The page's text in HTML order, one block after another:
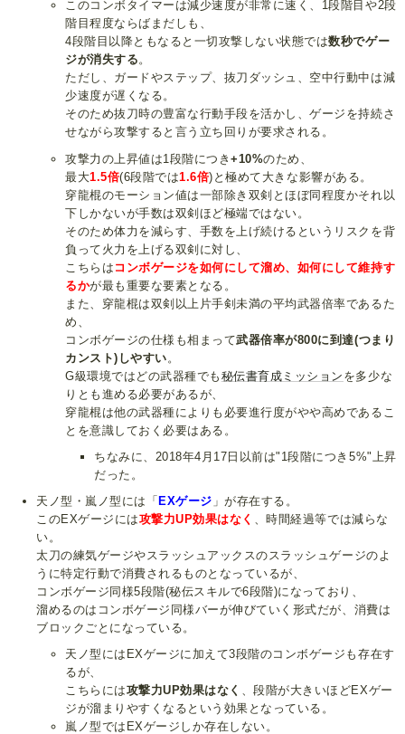
このコンボタイマーは減少速度が非常に速く、1段階目や2段
階目程度ならばまだしも、
4段階目以降ともなると一切攻撃しない状態では数秒でゲー
ジが消失する。
ただし、ガードやステップ、抜刀ダッシュ、空中行動中は減
少速度が遅くなる。
そのため抜刀時の豊富な行動手段を活かし、ゲージを持続さ
せながら攻撃すると言う立ち回りが要求される。
攻撃力の上昇値は1段階につき+10%のため、
最大1.5倍(6段階では1.6倍)と極めて大きな影響がある。
穿龍棍のモーション値は一部除き双剣とほぼ同程度かそれ以
下しかないが手数は双剣ほど極端ではない。
そのため体力を減らす、手数を上げ続けるというリスクを背
負って火力を上げる双剣に対し、
こちらは コンボゲージを如何にして溜め、如何にして維持す
るかが最も重要な要素となる。
また、穿龍棍は双剣以上片手剣未満の平均武器倍率であるた
め、
コンボゲージの仕様も相まって武器倍率が800に到達(つまり
カンスト)しやすい 。
G級環境ではどの武器種でも 秘伝書育成ミッション を多少な
りとも進める必要があるが、
穿龍棍は他の武器種によりも必要進行度がやや高めであるこ
とを意識しておく必要はある。
ちなみに、2018年4月17日以前は"1段階につき5%"上昇
だった。
天ノ型・嵐ノ型には「EXゲージ 」が存在する。
このEXゲージには攻撃力UP効果はなく
、時間経過等では減らな
い。
太刀の練気ゲージやスラッシュアックスのスラッシュゲージのよ
うに特定行動で消費されるものとなっているが、
コンボゲージ同様5段階(秘伝スキルで6段階)になっており、
溜めるのはコンボゲージ同様バーが伸びていく形式だが、消費は
ブロックごとになっている。
天ノ型にはEXゲージに加えて3段階のコンボゲージも存在す
るが、
こちらには攻撃力UP効果はなく
、段階が大きいほどEXゲー
ジが溜まりやすくなるという効果となっている。
嵐ノ型ではEXゲージしか存在しない。